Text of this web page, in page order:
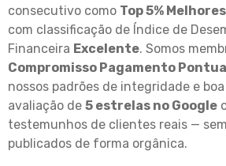
consecutivo como Top 5%
com classificação de Índice de
Financeira Excelente. Somos
Compromisso Pagamento
nossos padrões de integridade e
avaliação de 5 estrelas no Google
testemunhos de clientes reais —
publicados de forma orgânica.